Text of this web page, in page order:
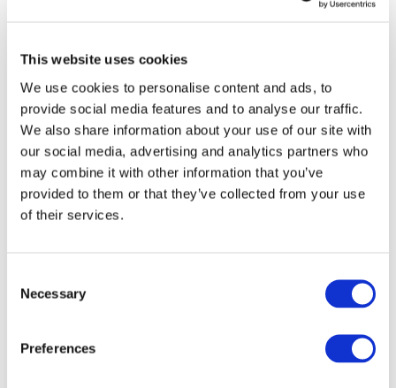
This website uses cookies
We use cookies to personalise content and ads, to
provide social media features and to analyse our traffic.
We also share information about your use of our site with
our social media, advertising and analytics partners who
may combine it with other information that you’ve
provided to them or that they’ve collected from your use
of their services.
Selection
Necessary
Preferences
Concertos
Música pop
Musica rock